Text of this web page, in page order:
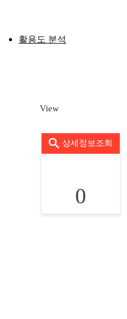
활용도 분석
View
상세정보조회
0